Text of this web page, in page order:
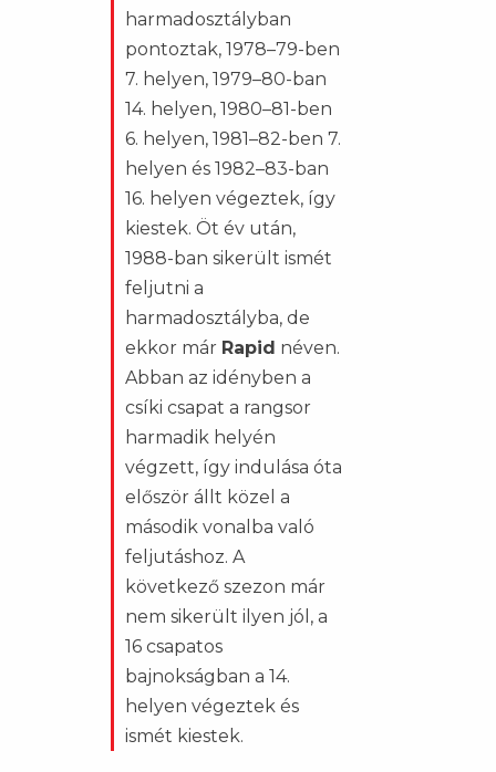
harmadosztályban
pontoztak, 1978–79-ben
7. helyen, 1979–80-ban
14. helyen, 1980–81-ben
6. helyen, 1981–82-ben 7.
helyen és 1982–83-ban
16. helyen végeztek, így
kiestek. Öt év után,
1988-ban sikerült ismét
feljutni a
harmadosztályba, de
ekkor már Rapid néven.
Abban az idényben a
csíki csapat a rangsor
harmadik helyén
végzett, így indulása óta
először állt közel a
második vonalba való
feljutáshoz. A
következő szezon már
nem sikerült ilyen jól, a
16 csapatos
bajnokságban a 14.
helyen végeztek és
ismét kiestek.